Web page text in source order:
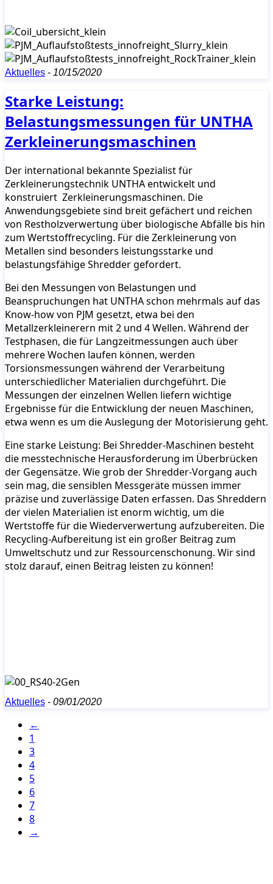
Aktuelles - 10/15/2020
Starke Leistung:
Belastungsmessungen für UNTHA
Zerkleinerungsmaschinen
Der international bekannte Spezialist für
Zerkleinerungstechnik UNTHA entwickelt und
konstruiert Zerkleinerungsmaschinen. Die
Anwendungsgebiete sind breit gefächert und reichen
von Restholzverwertung über biologische Abfälle bis hin
zum Wertstoffrecycling. Für die Zerkleinerung von
Metallen sind besonders leistungsstarke und
belastungsfähige Shredder gefordert.
Bei den Messungen von Belastungen und
Beanspruchungen hat UNTHA schon mehrmals auf das
Know-how von PJM gesetzt, etwa bei den
Metallzerkleinerern mit 2 und 4 Wellen. Während der
Testphasen, die für Langzeitmessungen auch über
mehrere Wochen laufen können, werden
Torsionsmessungen während der Verarbeitung
unterschiedlicher Materialien durchgeführt. Die
Messungen der einzelnen Wellen liefern wichtige
Ergebnisse für die Entwicklung der neuen Maschinen,
etwa wenn es um die Auslegung der Motorisierung geht.
Eine starke Leistung: Bei Shredder-Maschinen besteht
die messtechnische Herausforderung im Überbrücken
der Gegensätze. Wie grob der Shredder-Vorgang auch
sein mag, die sensiblen Messgeräte müssen immer
präzise und zuverlässige Daten erfassen. Das Shreddern
der vielen Materialien ist enorm wichtig, um die
Wertstoffe für die Wiederverwertung aufzubereiten. Die
Recycling-Aufbereitung ist ein großer Beitrag zum
Umweltschutz und zur Ressourcenschonung. Wir sind
stolz darauf, einen Beitrag leisten zu können!
Aktuelles - 09/01/2020
←
1
3
4
5
6
7
8
→